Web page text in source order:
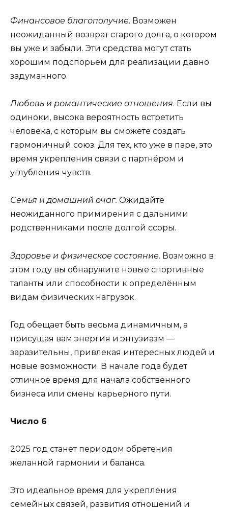
Финансовое благополучие. Возможен
неожиданный возврат старого долга, о котором
вы уже и забыли. Эти средства могут стать
хорошим подспорьем для реализации давно
задуманного.
Любовь и романтические отношения. Если вы
одиноки, высока вероятность встретить
человека, с которым вы сможете создать
гармоничный союз. Для тех, кто уже в паре, это
время укрепления связи с партнёром и
углубления чувств.
Семья и домашний очаг. Ожидайте
неожиданного примирения с дальними
родственниками после долгой ссоры.
Здоровье и физическое состояние. Возможно в
этом году вы обнаружите новые спортивные
таланты или способности к определённым
видам физических нагрузок.
Год обещает быть весьма динамичным, а
присущая вам энергия и энтузиазм —
заразительны, привлекая интересных людей и
новые возможности. В начале года будет
отличное время для начала собственного
бизнеса или смены карьерного пути.
Число 6
2025 год станет периодом обретения
желанной гармонии и баланса.
Это идеальное время для укрепления
семейных связей, развития отношений и